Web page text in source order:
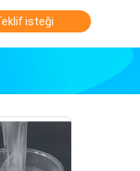
isteği